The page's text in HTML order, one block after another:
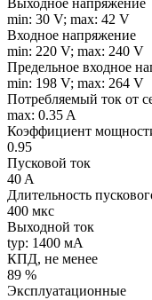
min: 30 V; max: 42 V
Входное напряжение
min: 220 V; max: 240 V
Предельное входное
min: 198 V; max: 264 V
Потребляемый ток от
max: 0.35 A
Коэффициент
0.95
Пусковой ток
40 A
Длительность
400 мкс
Выходной ток
typ: 1400 мA
КПД, не менее
89 %
Эксплуатационные